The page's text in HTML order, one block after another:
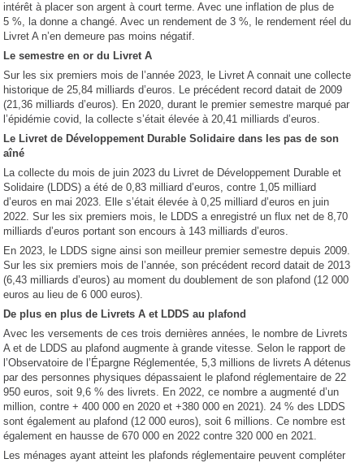
intérêt à placer son argent à court terme. Avec une inflation de plus de
5 %, la donne a changé. Avec un rendement de 3 %, le rendement réel du
Livret A n’en demeure pas moins négatif.
Le semestre en or du Livret A
Sur les six premiers mois de l’année 2023, le Livret A connait une collecte
historique de 25,84 milliards d’euros. Le précédent record datait de 2009
(21,36 milliards d’euros). En 2020, durant le premier semestre marqué par
l’épidémie covid, la collecte s’était élevée à 20,41 milliards d’euros.
Le Livret de Développement Durable Solidaire dans les pas de son
aîné
La collecte du mois de juin 2023 du Livret de Développement Durable et
Solidaire (LDDS) a été de 0,83 milliard d’euros, contre 1,05 milliard
d’euros en mai 2023. Elle s’était élevée à 0,25 milliard d’euros en juin
2022. Sur les six premiers mois, le LDDS a enregistré un flux net de 8,70
milliards d’euros portant son encours à 143 milliards d’euros.
En 2023, le LDDS signe ainsi son meilleur premier semestre depuis 2009.
Sur les six premiers mois de l’année, son précédent record datait de 2013
(6,43 milliards d’euros) au moment du doublement de son plafond (12 000
euros au lieu de 6 000 euros).
De plus en plus de Livrets A et LDDS au plafond
Avec les versements de ces trois dernières années, le nombre de Livrets
A et de LDDS au plafond augmente à grande vitesse. Selon le rapport de
l’Observatoire de l’Épargne Réglementée, 5,3 millions de livrets A détenus
par des personnes physiques dépassaient le plafond réglementaire de 22
950 euros, soit 9,6 % des livrets. En 2022, ce nombre a augmenté d’un
million, contre + 400 000 en 2020 et +380 000 en 2021). 24 % des LDDS
sont également au plafond (12 000 euros), soit 6 millions. Ce nombre est
également en hausse de 670 000 en 2022 contre 320 000 en 2021.
Les ménages ayant atteint les plafonds réglementaire peuvent compléter